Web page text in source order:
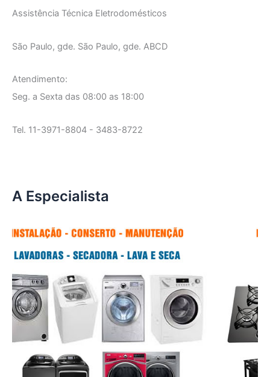
Assistência Técnica Eletrodomésticos
São Paulo, gde. São Paulo, gde. ABCD
Atendimento:
Seg. a Sexta das 08:00 as 18:00
Tel. 11-3971-8804 - 3483-8722
A Especialista